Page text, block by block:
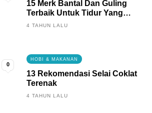
15 Merk Bantal Dan Guling
Terbaik Untuk Tidur Yang
Berkualitas
4 TAHUN LALU
0
HOBI & MAKANAN
13 Rekomendasi Selai Coklat
Terenak
4 TAHUN LALU